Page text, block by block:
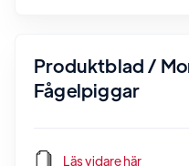
Produktblad /
Fågelpiggar
Läs vidare här